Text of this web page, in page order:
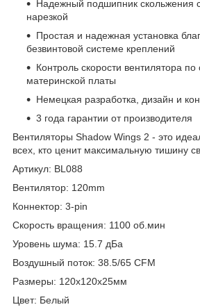
Надежный подшипник скольжения
нарезкой
Простая и надежная установка
безвинтовой системе креплений
Контроль скорости вентилятора по
материнской платы
Немецкая разработка, дизайн и
3 года гарантии от производителя
Вентиляторы Shadow Wings 2 - это
всех, кто ценит максимальную тишину
Артикул: BL088
Вентилятор: 120mm
Коннектор: 3-pin
Скорость вращения: 1100 об.мин
Уровень шума: 15.7 дБа
Воздушный поток: 38.5/65 CFM
Размеры: 120x120x25мм
Цвет: Белый